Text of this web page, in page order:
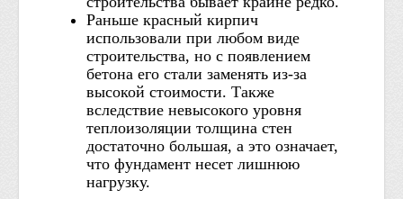
Раньше красный кирпич
использовали при любом виде
строительства, но с появлением
бетона его стали заменять из-за
высокой стоимости. Также
вследствие невысокого уровня
теплоизоляции толщина стен
достаточно большая, а это означает,
что фундамент несет лишнюю
нагрузку.